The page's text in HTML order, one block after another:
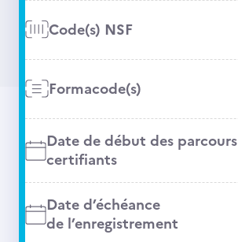
Code(s) NSF
Formacode(s)
Date de début des parcours
certifiants
Date d’échéance
de l’enregistrement